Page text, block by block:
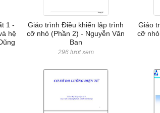
1 -
hệ
Giáo trình Điều khiển lập trình
cỡ nhỏ (Phần 2) - Nguyễn Văn
Ban
296 lượt xem
Giáo
cỡ